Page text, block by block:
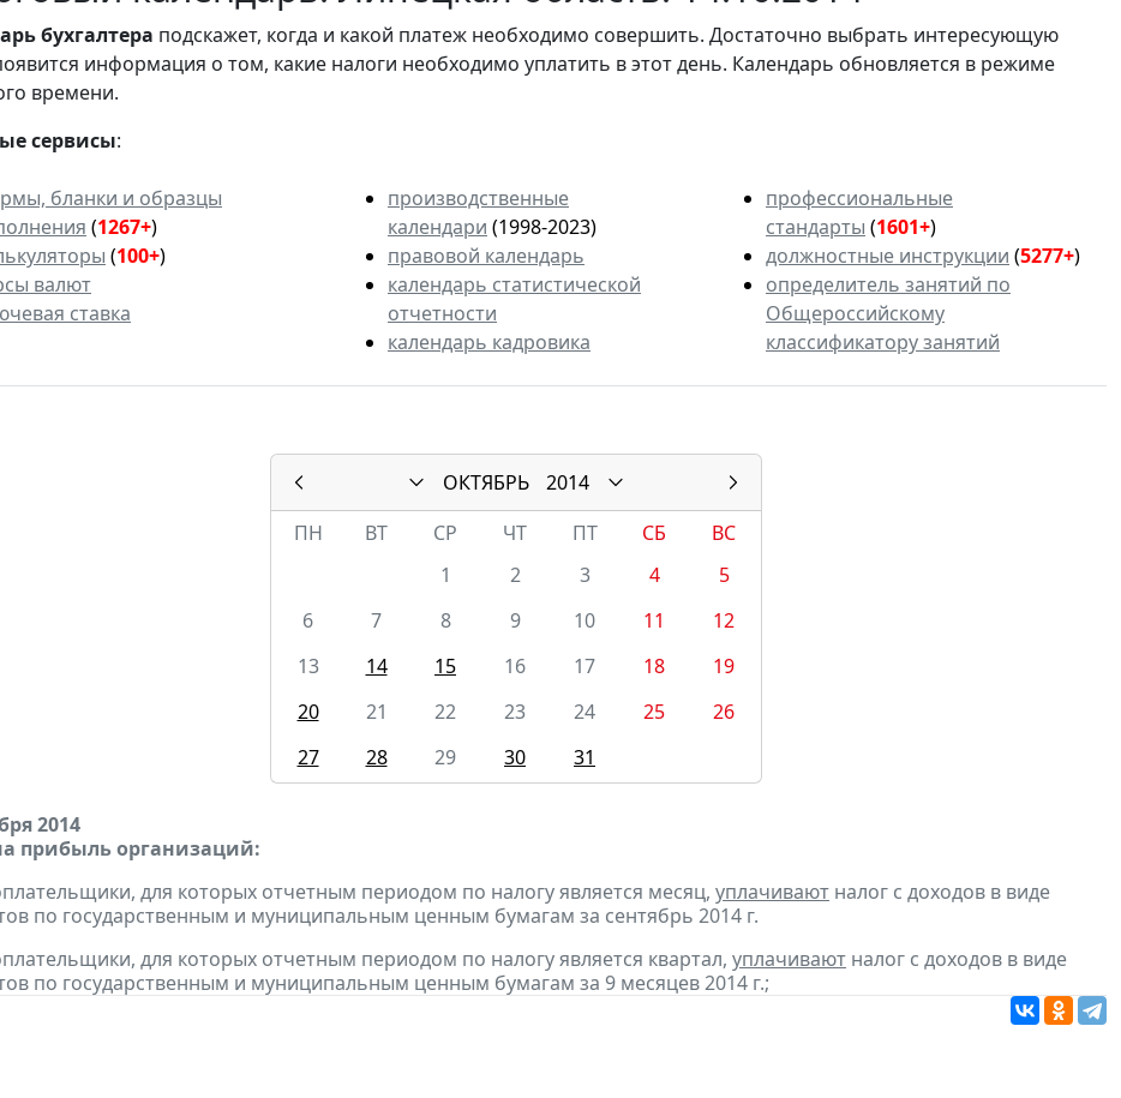
бухгалтера подскажет, когда и какой платеж необходимо совершить. Достаточно выбрать интересующую
информация о том, какие налоги необходимо уплатить в этот день. Календарь обновляется в режиме
времени.
сервисы:
бланки и образцы
(1267+)
(100+)
валют
ставка
производственные
календари (1998-2023)
правовой календарь
календарь статистической
отчетности
календарь кадровика
профессиональные
стандарты (1601+)
должностные инструкции (5277+)
определитель занятий по
Общероссийскому
классификатору занятий
ОКТЯБРЬ
2014
ПН
ВТ СР ЧТ ПТ СБ
ВС
1
2 3 4
5
6
7 8 9 10 11
12
13
14 15 16 17 18
19
20
21 22 23 24 25
26
27
28 29 30 31
2014
прибыль организаций:
для которых отчетным периодом по налогу является месяц, уплачивают налог с доходов в виде
по государственным и муниципальным ценным бумагам за сентябрь 2014 г.
для которых отчетным периодом по налогу является квартал, уплачивают налог с доходов в виде
по государственным и муниципальным ценным бумагам за 9 месяцев 2014 г.;